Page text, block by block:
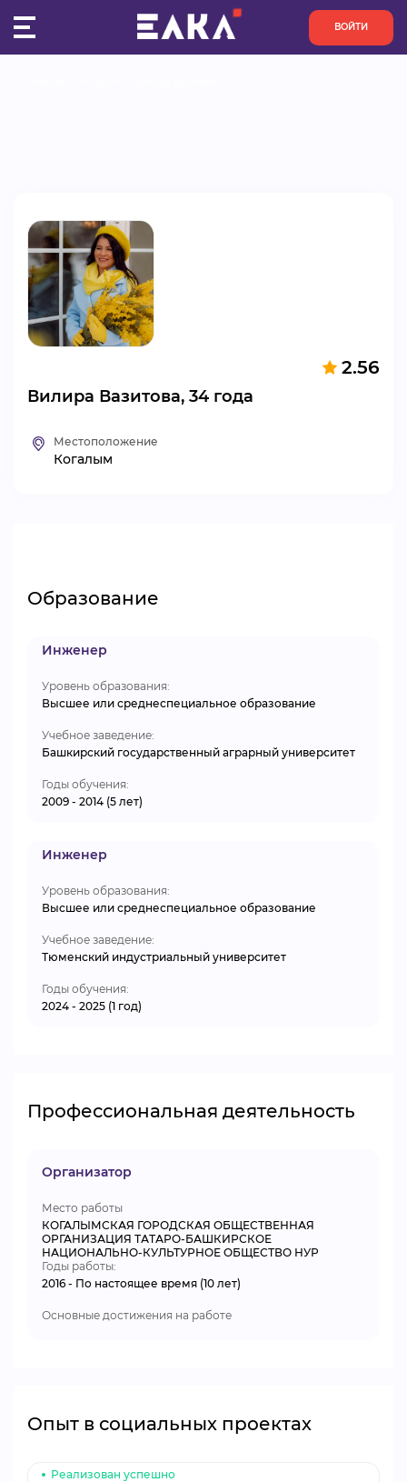
ВОЙТИ
АКТИВИСТЫ
ПРОЕКТЫ
АНАЛИТИКА
2.56
Вилира Вазитова, 34 года
Местоположение
Когалым
Образование
Инженер
Уровень образования:
Высшее или среднеспециальное образование
Учебное заведение:
Башкирский государственный аграрный университет
Годы обучения:
2009 - 2014 (5 лет)
Инженер
Уровень образования:
Высшее или среднеспециальное образование
Учебное заведение:
Тюменский индустриальный университет
Годы обучения:
2024 - 2025 (1 год)
Профессиональная деятельность
Организатор
Место работы
КОГАЛЫМСКАЯ ГОРОДСКАЯ ОБЩЕСТВЕННАЯ
ОРГАНИЗАЦИЯ ТАТАРО-БАШКИРСКОЕ
НАЦИОНАЛЬНО-КУЛЬТУРНОЕ ОБЩЕСТВО НУР
Годы работы:
2016 - По настоящее время (10 лет)
Основные достижения на работе
Опыт в социальных проектах
Реализован успешно